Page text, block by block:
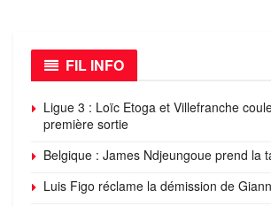
FIL INFO
Ligue 3 : Loïc Etoga et Villefranche
première sortie
Belgique : James Ndjeungoue prend la
Luis Figo réclame la démission de